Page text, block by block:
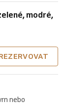
modré,
nebo